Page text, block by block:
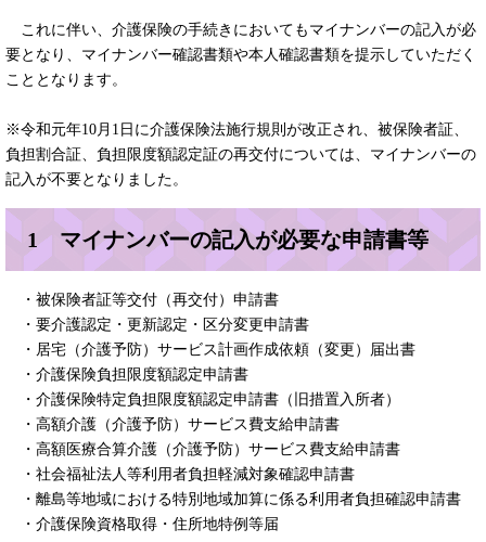
これに伴い、介護保険の手続きにおいてもマイナンバーの記入が必
要となり、マイナンバー確認書類や本人確認書類を提示していただく
こととなります。
※令和元年10月1日に介護保険法施行規則が改正され、被保険者証、
負担割合証、負担限度額認定証の再交付については、マイナンバーの
記入が不要となりました。
1 マイナンバーの記入が必要な申請書等
・被保険者証等交付（再交付）申請書
・要介護認定・更新認定・区分変更申請書
・居宅（介護予防）サービス計画作成依頼（変更）届出書
・介護保険負担限度額認定申請書
・介護保険特定負担限度額認定申請書（旧措置入所者）
・高額介護（介護予防）サービス費支給申請書
・高額医療合算介護（介護予防）サービス費支給申請書
・社会福祉法人等利用者負担軽減対象確認申請書
・離島等地域における特別地域加算に係る利用者負担確認申請書
・介護保険資格取得・住所地特例等届